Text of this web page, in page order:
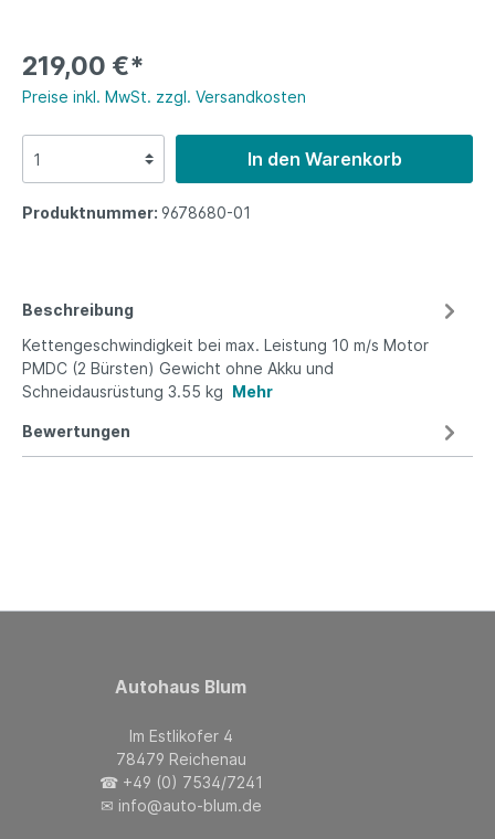
219,00 €*
Preise inkl. MwSt. zzgl. Versandkosten
In den Warenkorb
Produktnummer: 9678680-01
Beschreibung
Kettengeschwindigkeit bei max. Leistung 10 m/s Motor
PMDC (2 Bürsten) Gewicht ohne Akku und
Schneidausrüstung 3.55 kg Mehr
Bewertungen
Autohaus Blum
Im Estlikofer 4
78479 Reichenau
☎ +49 (0) 7534/7241
✉ info@auto-blum.de